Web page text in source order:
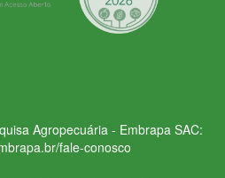
Agropecuária - Embrapa SAC:
fale-conosco